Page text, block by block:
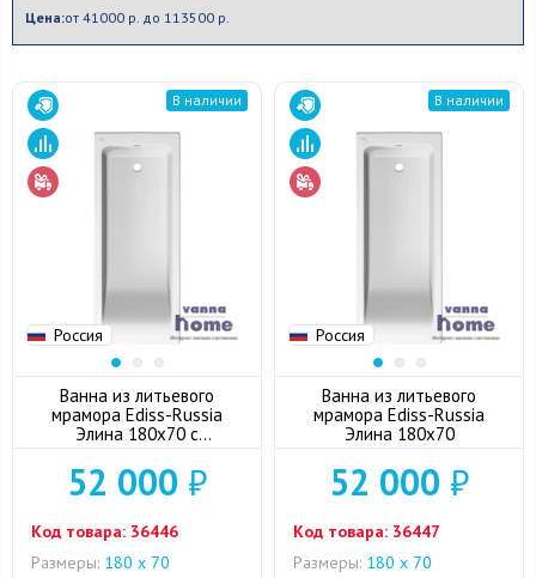
Цена:от 41000 р. до 113500 р.
Россия
В наличии
Ванна из литьевого
мрамора Ediss-Russia
Элина 180x70 с
52 000 ₽
Код товара: 36446
Размеры: 180 x 70
Россия
В наличии
Ванна из литьевого
мрамора Ediss-Russia
Элина 180x70
52 000 ₽
Код товара: 36447
Размеры: 180 x 70